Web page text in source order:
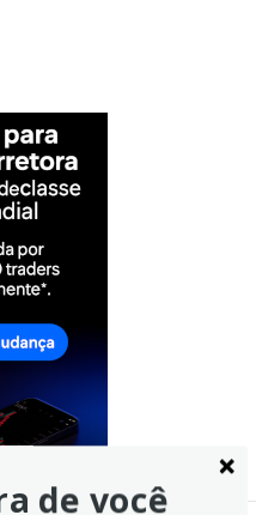
de você